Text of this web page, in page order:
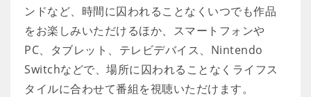
ンドなど、時間に囚われることなくいつでも作品
をお楽しみいただけるほか、スマートフォンや
PC、タブレット、テレビデバイス、Nintendo
Switchなどで、場所に囚われることなくライフス
タイルに合わせて番組を視聴いただけます。